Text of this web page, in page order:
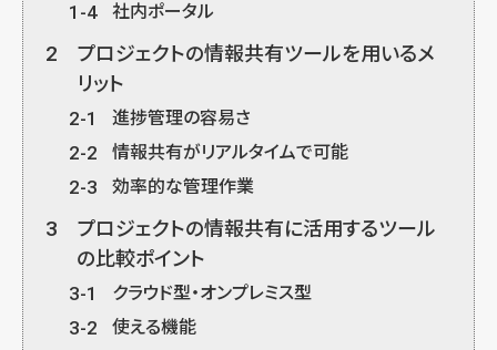
1-4 社内ポータル
2
プロジェクトの情報共有ツールを用いるメ
リット
2-1 進捗管理の容易さ
2-2 情報共有がリアルタイムで可能
2-3 効率的な管理作業
3
プロジェクトの情報共有に活用するツール
の比較ポイント
3-1 クラウド型・オンプレミス型
3-2 使える機能